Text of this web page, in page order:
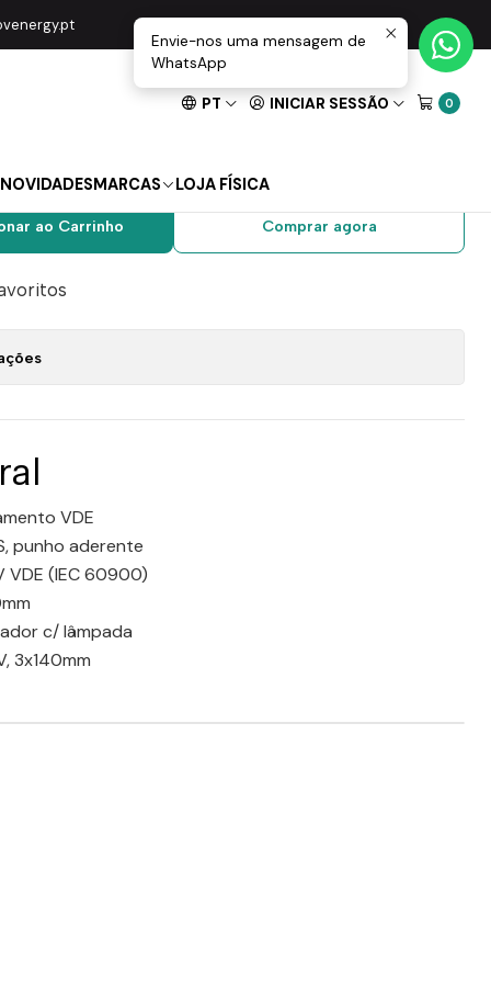
PT INICIAR SESSÃO 0
NOVIDADESMARCAS LOJA FÍSICA
PEREL
2 Chaves VDE 1000V
PEREL
ao Carrinho Comprar agora
VDE
punho aderente
VDE (IEC 60900)
c/ lâmpada
3x140mm
Envie-nos uma mensagem de
WhatsApp